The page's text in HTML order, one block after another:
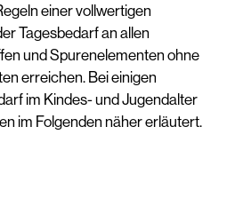
einer vollwertigen
Tagesbedarf an allen
und Spurenelementen ohne
erreichen. Bei einigen
im Kindes- und Jugendalter
im Folgenden näher erläutert.